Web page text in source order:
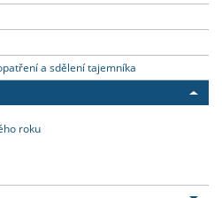
a sdělení tajemníka
roku